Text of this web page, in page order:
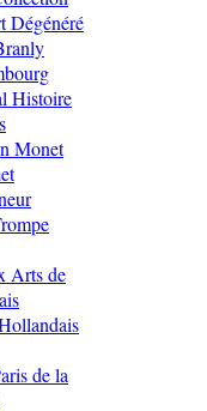
Dégénéré
Histoire
Monet
Arts de
de la